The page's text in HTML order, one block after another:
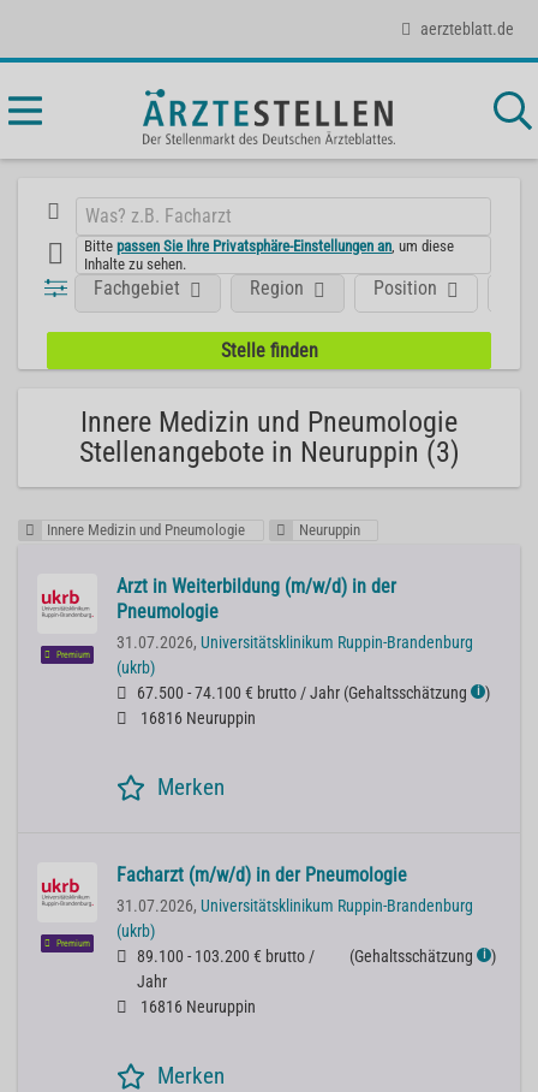
aerzteblatt.de
Bittepassen Sie Ihre Privatsphäre-Einstellungen an , um diese
Inhalte zu sehen.
Position
Fachgebiet Region
Innere Medizin und Pneumologie
Stellenangebote in Neuruppin (3)
Innere Medizin und Pneumologie Neuruppin
Premium
Arzt in Weiterbildung (m/w/d) in der
Pneumologie
31.07.2026, Universitätsklinikum Ruppin-Brandenburg
(ukrb)
67.500 - 74.100 € brutto / Jahr (Gehaltsschätzung ℹ )
16816 Neuruppin
Merken
Premium
Facharzt (m/w/d) in der Pneumologie
31.07.2026, Universitätsklinikum Ruppin-Brandenburg
(ukrb)
89.100 - 103.200 € brutto /
Jahr
(Gehaltsschätzung ℹ )
16816 Neuruppin
Merken